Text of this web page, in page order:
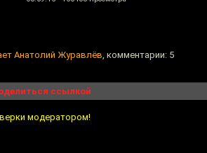
Анатолий Журавлёв, комментарии: 5
ссылкой
модератором!